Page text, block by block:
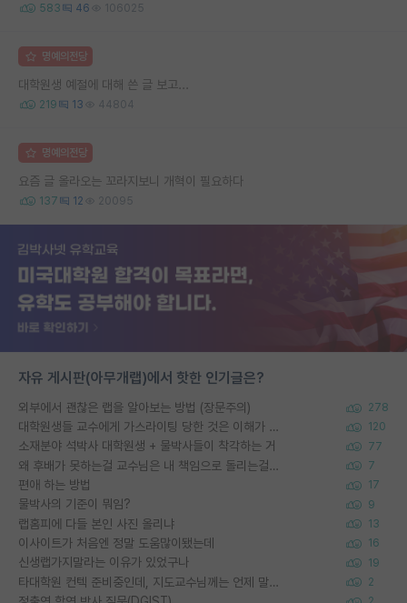
583 46 106025
명예의전당
대학원생 예절에 대해 쓴 글 보고...
219 13 44804
명예의전당
요즘 글 올라오는 꼬라지보니 개혁이 필요하다
137 12 20095
자유 게시판(아무개랩)에서 핫한 인기글은?
외부에서 괜찮은 랩을 알아보는 방법 (장문주의) 278
대학원생들 교수에게 가스라이팅 당한 것은 이해가 갑니다. 안타깝네요. 120
소재분야 석박사 대학원생 + 물박사들이 착각하는 거 77
왜 후배가 못하는걸 교수님은 내 책임으로 돌리는걸까요? 7
편애 하는 방법 17
물박사의 기준이 뭐임? 9
랩홈피에 다들 본인 사진 올리냐 13
이사이트가 처음엔 정말 도움많이됐는데 16
신생랩가지말라는 이유가 있었구나 19
타대학원 컨텍 준비중인데, 지도교수님께는 언제 말씀드려야 할까요? 2